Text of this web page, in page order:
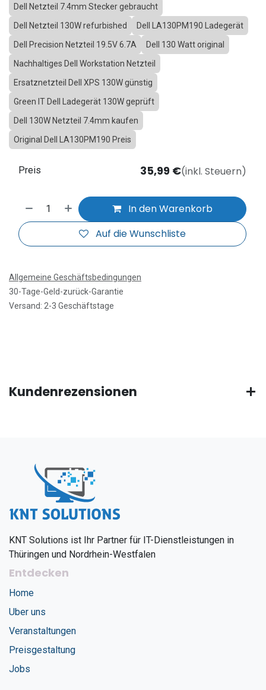
Dell Netzteil 7.4mm Stecker gebraucht
Dell Netzteil 130W refurbished
Dell LA130PM190 Ladegerät
Dell Precision Netzteil 19.5V 6.7A
Dell 130 Watt original
Nachhaltiges Dell Workstation Netzteil
Ersatznetzteil Dell XPS 130W günstig
Green IT Dell Ladegerät 130W geprüft
Dell 130W Netzteil 7.4mm kaufen
Original Dell LA130PM190 Preis
In den Warenkorb
Auf die Wunschliste
Preis 35,99 €(inkl. Steuern)
Allgemeine Geschäftsbedingungen
30-Tage-Geld-zurück-Garantie
Versand: 2-3 Geschäftstage
Kundenrezensionen
KNT Solutions ist Ihr Partner für IT-Dienstleistungen in
Thüringen und Nordrhein-Westfalen
Entdecken
Home
Uber uns
Veranstaltungen
Preisgestaltung
Jobs